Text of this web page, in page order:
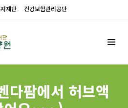
재단 건강보험관리공단
다팜에서 허브액